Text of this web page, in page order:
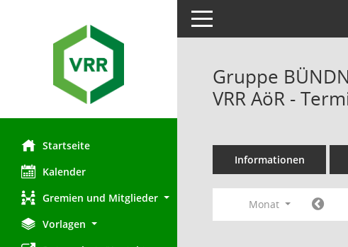
Startseite
Kalender
Gremien und Mitglieder
Vorlagen
Toggle navigation
Gruppe
VRR AöR -
Informationen
Monat